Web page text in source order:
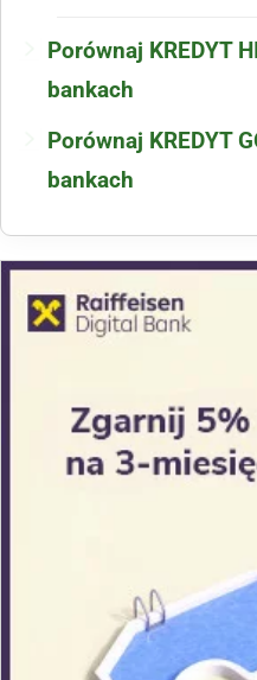
Porównaj KREDYT
bankach
Porównaj KREDYT
bankach